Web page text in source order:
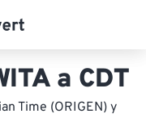
a CDT
Time (ORIGEN) y